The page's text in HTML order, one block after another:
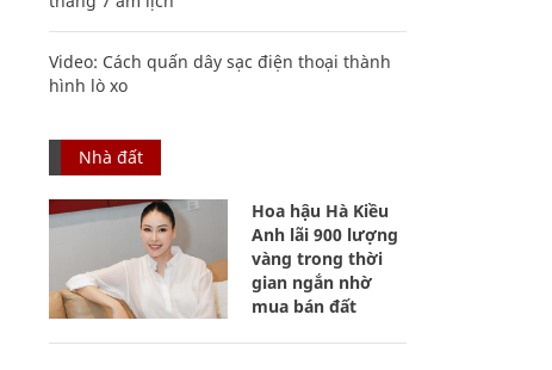
Video: Cách quấn dây sạc điện thoại thành
hình lò xo
Nhà đất
Hoa hậu Hà Kiều
Anh lãi 900 lượng
vàng trong thời
gian ngắn nhờ
mua bán đất